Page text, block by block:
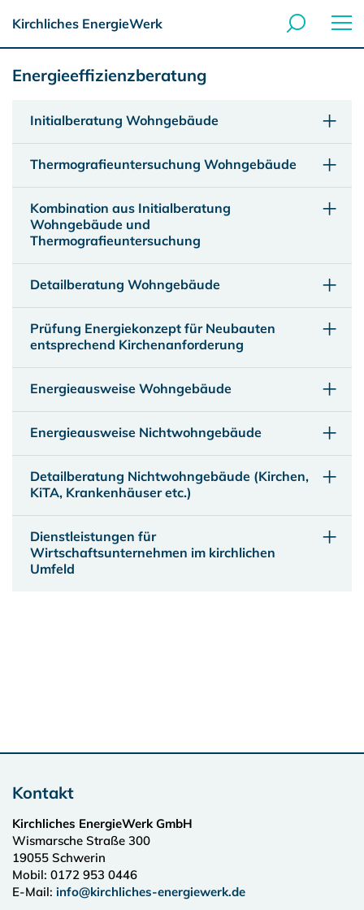
Kirchliches EnergieWerk
Energieeffizienzberatung
Initialberatung Wohngebäude
Thermografieuntersuchung Wohngebäude
Kombination aus Initialberatung
Wohngebäude und
Thermografieuntersuchung
Detailberatung Wohngebäude
Prüfung Energiekonzept für Neubauten
entsprechend Kirchenanforderung
Energieausweise Wohngebäude
Energieausweise Nichtwohngebäude
Detailberatung Nichtwohngebäude (Kirchen,
KiTA, Krankenhäuser etc.)
Dienstleistungen für
Wirtschaftsunternehmen im kirchlichen
Umfeld
Kontakt
Kirchliches EnergieWerk GmbH
Wismarsche Straße 300
19055 Schwerin
Mobil: 0172 953 0446
E-Mail: info@kirchliches-energiewerk.de